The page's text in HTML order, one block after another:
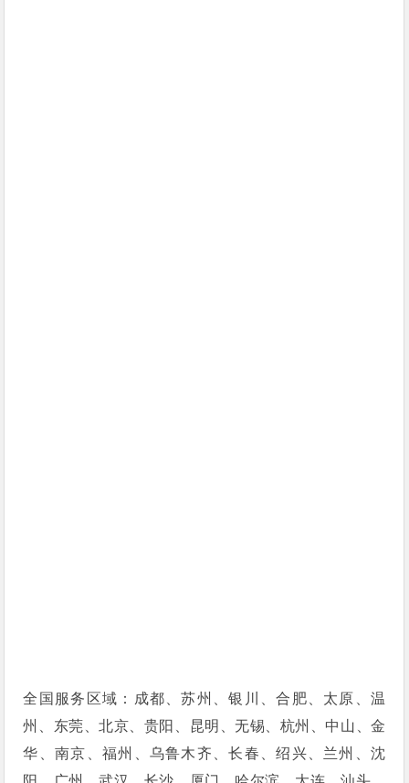
全国服务区域：成都、苏州、银川、合肥、太原、温
州、东莞、北京、贵阳、昆明、无锡、杭州、中山、金
华、南京、福州、乌鲁木齐、长春、绍兴、兰州、沈